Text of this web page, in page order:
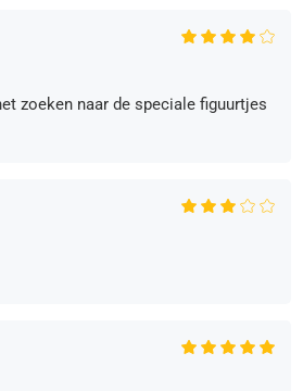
zoeken naar de speciale figuurtjes